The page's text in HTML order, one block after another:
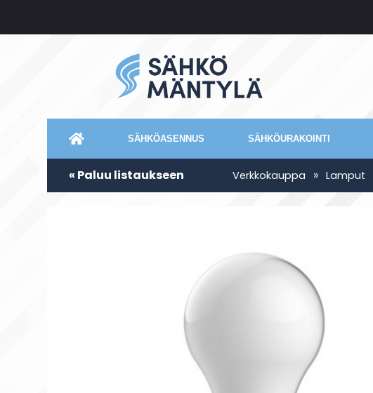
SÄHKÖASENNUS SÄHKÖURAKOINTI
« Paluu listaukseen Verkkokauppa » Lamput